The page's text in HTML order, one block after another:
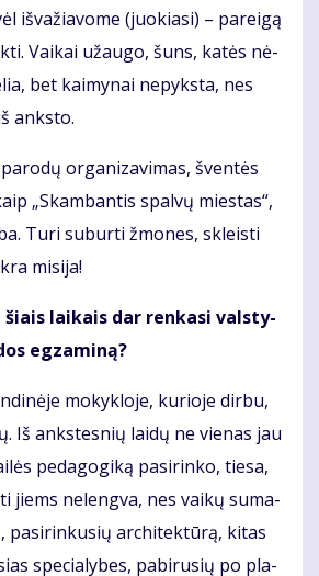
iš­va­žia­vo­me (juo­kia­si) – pa­rei­gą
Vai­kai už­au­go, šuns, ka­tės nė­
bet kai­my­nai ne­pyks­ta, nes
anks­to.
or­ga­ni­za­vi­mas, šven­tės
„Skam­ban­tis spal­vų mies­tas“,
Tu­ri su­bur­ti žmo­nes, skleis­ti
mi­si­ja!
lai­kais dar ren­ka­si vals­ty­
eg­za­mi­ną?
mo­kyk­lo­je, ku­rio­je dir­bu,
Iš anks­tes­nių lai­dų ne vie­nas jau
pe­da­go­gi­ką pa­si­rin­ko, tie­sa,
jiems ne­leng­va, nes vai­kų su­ma­
pa­si­rin­ku­sių ar­chi­tek­tū­rą, ki­tas
spe­cia­ly­bes, pa­bi­ru­sių po pla­